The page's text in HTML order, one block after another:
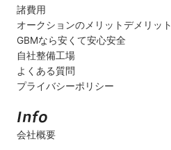
諸費用
オークションのメリットデメリット
GBMなら安くて安心安全
自社整備工場
よくある質問
プライバシーポリシー
会社概要